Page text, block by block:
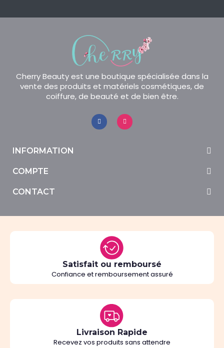
Cherry Beauty est une boutique spécialisée dans la
vente des produits et matériels cosmétiques, de
coiffure, de beauté et de bien être.
INFORMATION
COMPTE
CONTACT
Satisfait ou remboursé
Confiance et remboursement assuré
Livraison Rapide
Recevez vos produits sans attendre